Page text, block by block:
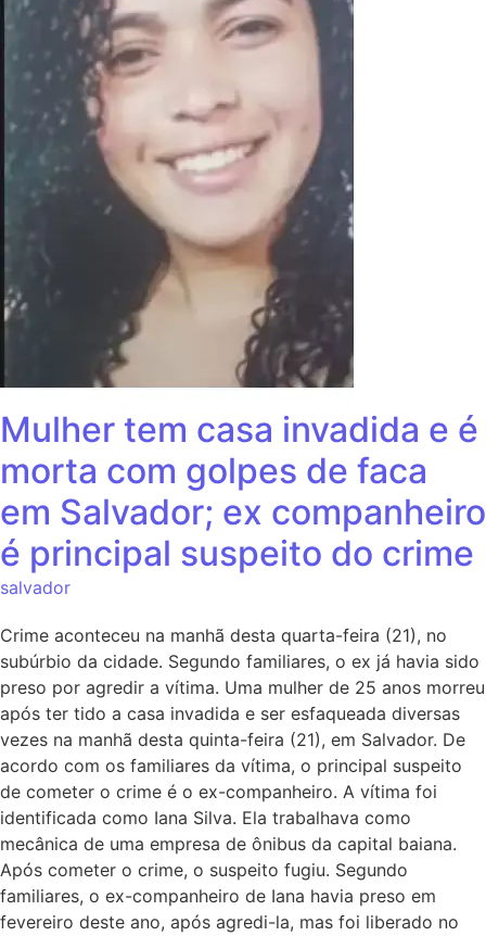
Mulher tem casa invadida e é
morta com golpes de faca
em Salvador; ex companheiro
é principal suspeito do crime
salvador
Crime aconteceu na manhã desta quarta-feira (21), no
subúrbio da cidade. Segundo familiares, o ex já havia sido
preso por agredir a vítima. Uma mulher de 25 anos morreu
após ter tido a casa invadida e ser esfaqueada diversas
vezes na manhã desta quinta-feira (21), em Salvador. De
acordo com os familiares da vítima, o principal suspeito
de cometer o crime é o ex-companheiro. A vítima foi
identificada como Iana Silva. Ela trabalhava como
mecânica de uma empresa de ônibus da capital baiana.
Após cometer o crime, o suspeito fugiu. Segundo
familiares, o ex-companheiro de Iana havia preso em
fevereiro deste ano, após agredi-la, mas foi liberado no